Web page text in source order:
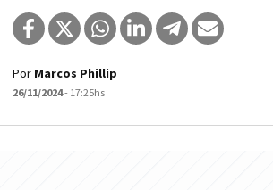
Por Marcos Phillip
26/11/2024- 17:25hs